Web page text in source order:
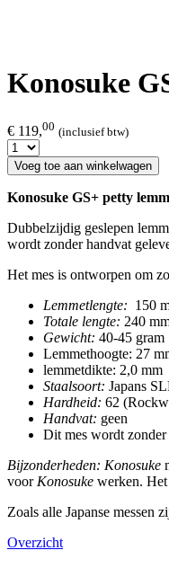
Konosuke
€ 119,00 (inclusief btw)
Voeg toe aan winkelwagen
Konosuke GS+ petty
Dubbelzijdig geslepen
wordt zonder handvat
Het mes is ontworpen om
Lemmetlengte: 150
Totale lengte: 240
Gewicht: 40-45 gram
Lemmethoogte: 27
lemmetdikte: 2,0 mm
Staalsoort: Japans
Hardheid: 62
Handvat: geen
Dit mes wordt
Bijzonderheden: Konosuke
voor Konosuke werken.
Zoals alle Japanse messen
Overzicht